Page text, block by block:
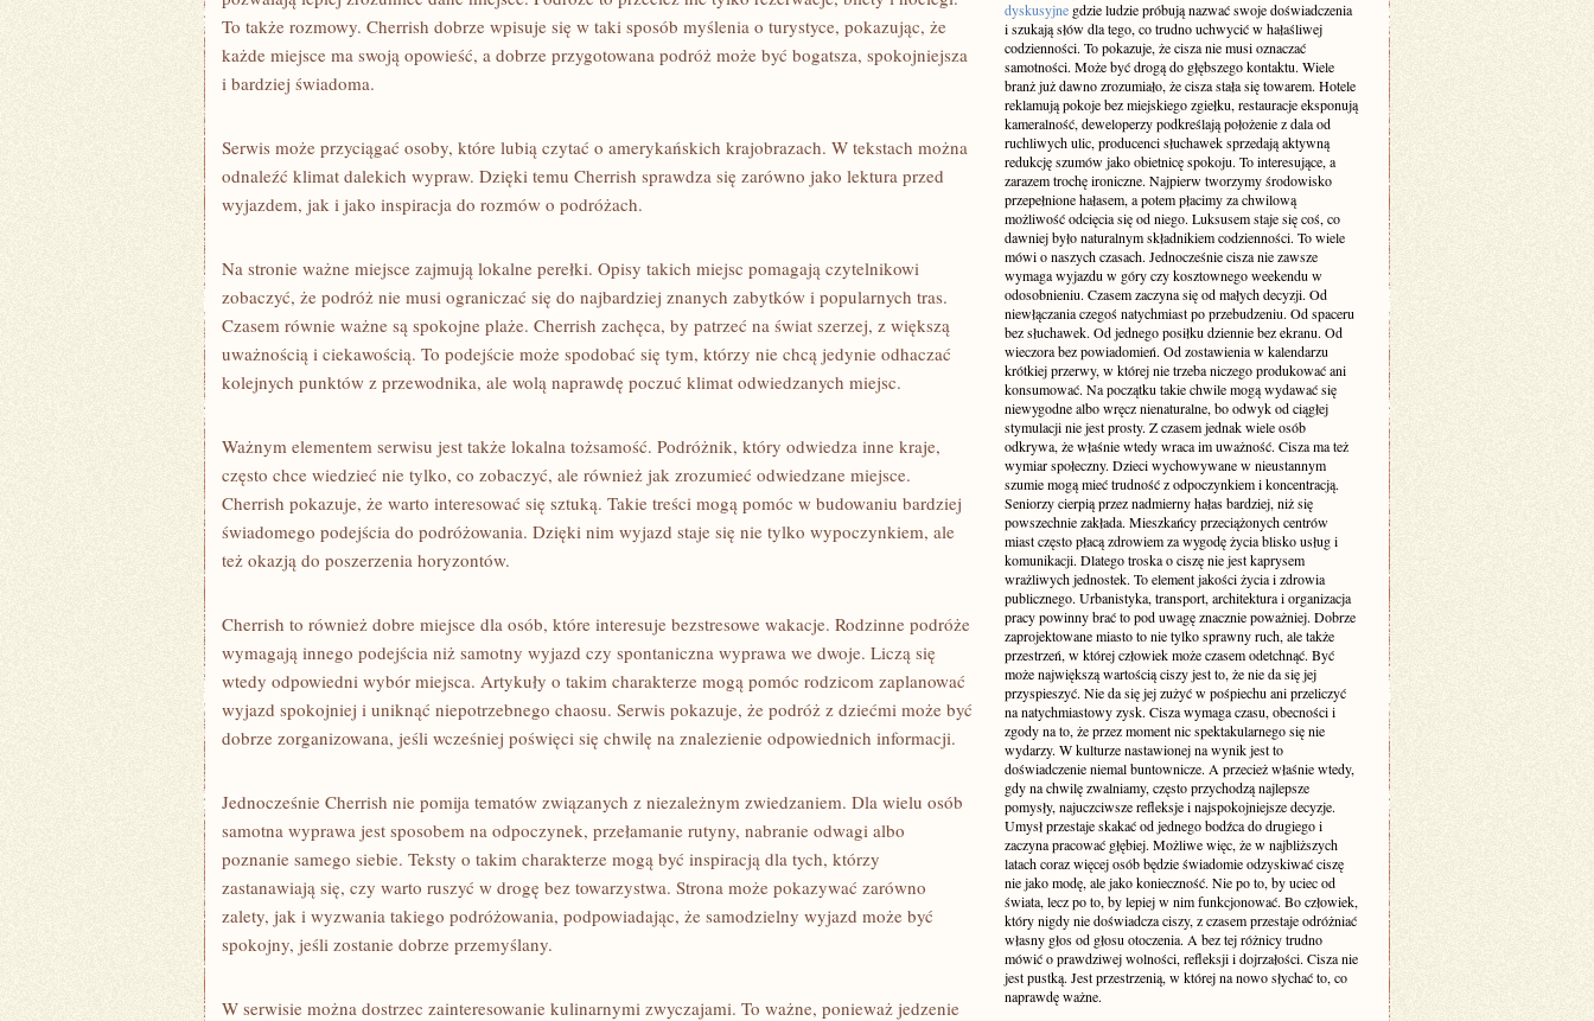
To także rozmowy. Cherrish dobrze wpisuje się w taki sposób myślenia o turystyce, pokazując, że
każde miejsce ma swoją opowieść, a dobrze przygotowana podróż może być bogatsza, spokojniejsza
i bardziej świadoma.
Serwis może przyciągać osoby, które lubią czytać o amerykańskich krajobrazach. W tekstach można
odnaleźć klimat dalekich wypraw. Dzięki temu Cherrish sprawdza się zarówno jako lektura przed
wyjazdem, jak i jako inspiracja do rozmów o podróżach.
Na stronie ważne miejsce zajmują lokalne perełki. Opisy takich miejsc pomagają czytelnikowi
zobaczyć, że podróż nie musi ograniczać się do najbardziej znanych zabytków i popularnych tras.
Czasem równie ważne są spokojne plaże. Cherrish zachęca, by patrzeć na świat szerzej, z większą
uważnością i ciekawością. To podejście może spodobać się tym, którzy nie chcą jedynie odhaczać
kolejnych punktów z przewodnika, ale wolą naprawdę poczuć klimat odwiedzanych miejsc.
Ważnym elementem serwisu jest także lokalna tożsamość. Podróżnik, który odwiedza inne kraje,
często chce wiedzieć nie tylko, co zobaczyć, ale również jak zrozumieć odwiedzane miejsce.
Cherrish pokazuje, że warto interesować się sztuką. Takie treści mogą pomóc w budowaniu bardziej
świadomego podejścia do podróżowania. Dzięki nim wyjazd staje się nie tylko wypoczynkiem, ale
też okazją do poszerzenia horyzontów.
Cherrish to również dobre miejsce dla osób, które interesuje bezstresowe wakacje. Rodzinne podróże
wymagają innego podejścia niż samotny wyjazd czy spontaniczna wyprawa we dwoje. Liczą się
wtedy odpowiedni wybór miejsca. Artykuły o takim charakterze mogą pomóc rodzicom zaplanować
wyjazd spokojniej i uniknąć niepotrzebnego chaosu. Serwis pokazuje, że podróż z dziećmi może być
dobrze zorganizowana, jeśli wcześniej poświęci się chwilę na znalezienie odpowiednich informacji.
Jednocześnie Cherrish nie pomija tematów związanych z niezależnym zwiedzaniem. Dla wielu osób
samotna wyprawa jest sposobem na odpoczynek, przełamanie rutyny, nabranie odwagi albo
poznanie samego siebie. Teksty o takim charakterze mogą być inspiracją dla tych, którzy
zastanawiają się, czy warto ruszyć w drogę bez towarzystwa. Strona może pokazywać zarówno
zalety, jak i wyzwania takiego podróżowania, podpowiadając, że samodzielny wyjazd może być
spokojny, jeśli zostanie dobrze przemyślany.
W serwisie można dostrzec zainteresowanie kulinarnymi zwyczajami. To ważne, ponieważ jedzenie
dyskusyjne gdzie ludzie próbują nazwać swoje doświadczenia
i szukają słów dla tego, co trudno uchwycić w hałaśliwej
codzienności. To pokazuje, że cisza nie musi oznaczać
samotności. Może być drogą do głębszego kontaktu. Wiele
branż już dawno zrozumiało, że cisza stała się towarem. Hotele
reklamują pokoje bez miejskiego zgiełku, restauracje eksponują
kameralność, deweloperzy podkreślają położenie z dala od
ruchliwych ulic, producenci słuchawek sprzedają aktywną
redukcję szumów jako obietnicę spokoju. To interesujące, a
zarazem trochę ironiczne. Najpierw tworzymy środowisko
przepełnione hałasem, a potem płacimy za chwilową
możliwość odcięcia się od niego. Luksusem staje się coś, co
dawniej było naturalnym składnikiem codzienności. To wiele
mówi o naszych czasach. Jednocześnie cisza nie zawsze
wymaga wyjazdu w góry czy kosztownego weekendu w
odosobnieniu. Czasem zaczyna się od małych decyzji. Od
niewłączania czegoś natychmiast po przebudzeniu. Od spaceru
bez słuchawek. Od jednego posiłku dziennie bez ekranu. Od
wieczora bez powiadomień. Od zostawienia w kalendarzu
krótkiej przerwy, w której nie trzeba niczego produkować ani
konsumować. Na początku takie chwile mogą wydawać się
niewygodne albo wręcz nienaturalne, bo odwyk od ciągłej
stymulacji nie jest prosty. Z czasem jednak wiele osób
odkrywa, że właśnie wtedy wraca im uważność. Cisza ma też
wymiar społeczny. Dzieci wychowywane w nieustannym
szumie mogą mieć trudność z odpoczynkiem i koncentracją.
Seniorzy cierpią przez nadmierny hałas bardziej, niż się
powszechnie zakłada. Mieszkańcy przeciążonych centrów
miast często płacą zdrowiem za wygodę życia blisko usług i
komunikacji. Dlatego troska o ciszę nie jest kaprysem
wrażliwych jednostek. To element jakości życia i zdrowia
publicznego. Urbanistyka, transport, architektura i organizacja
pracy powinny brać to pod uwagę znacznie poważniej. Dobrze
zaprojektowane miasto to nie tylko sprawny ruch, ale także
przestrzeń, w której człowiek może czasem odetchnąć. Być
może największą wartością ciszy jest to, że nie da się jej
przyspieszyć. Nie da się jej zużyć w pośpiechu ani przeliczyć
na natychmiastowy zysk. Cisza wymaga czasu, obecności i
zgody na to, że przez moment nic spektakularnego się nie
wydarzy. W kulturze nastawionej na wynik jest to
doświadczenie niemal buntownicze. A przecież właśnie wtedy,
gdy na chwilę zwalniamy, często przychodzą najlepsze
pomysły, najuczciwsze refleksje i najspokojniejsze decyzje.
Umysł przestaje skakać od jednego bodźca do drugiego i
zaczyna pracować głębiej. Możliwe więc, że w najbliższych
latach coraz więcej osób będzie świadomie odzyskiwać ciszę
nie jako modę, ale jako konieczność. Nie po to, by uciec od
świata, lecz po to, by lepiej w nim funkcjonować. Bo człowiek,
który nigdy nie doświadcza ciszy, z czasem przestaje odróżniać
własny głos od głosu otoczenia. A bez tej różnicy trudno
mówić o prawdziwej wolności, refleksji i dojrzałości. Cisza nie
jest pustką. Jest przestrzenią, w której na nowo słychać to, co
naprawdę ważne.